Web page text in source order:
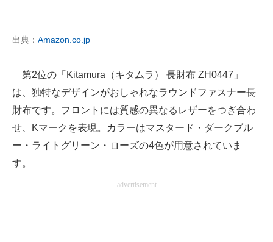
出典： Amazon.co.jp
第2位の「Kitamura（キタムラ） 長財布 ZH0447」
は、独特なデザインがおしゃれなラウンドファスナー長
財布です。フロントには質感の異なるレザーをつぎ合わ
せ、Kマークを表現。カラーはマスタード・ダークブル
ー・ライトグリーン・ローズの4色が用意されていま
す。
advertisement